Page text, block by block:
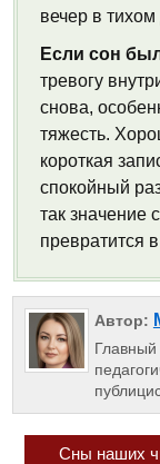
вечер в
Если сон
тревогу
снова,
тяжесть.
короткая
спокойный
так значение
превратится
Автор:
Сны наших